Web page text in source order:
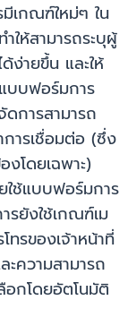
เกณฑ์ใหม่ๆ ใน
ให้สามารถระบุผู้
ง่ายขึ้น และให้
บบฟอร์มการ
การสามารถ
ารเชื่อมต่อ (ซึ่ง
งโดยเฉพาะ)
ใช้แบบฟอร์มการ
รยังใช้เกณฑ์เม
ทรของเจ้าหน้าที่
ความสามารถ
อกโดยอัตโนมัติ